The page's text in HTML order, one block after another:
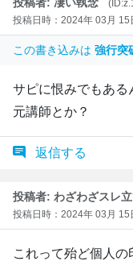
投稿日時：2024年 03月 15
この書き込みは 強行突
サピに恨みでもある
元講師とか？
返信する
投稿者: わざわざスレ立
投稿日時：2024年 03月 15
これって殆ど個人の